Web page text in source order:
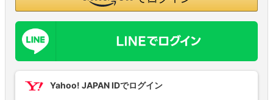
Yahoo! JAPAN IDでログイン